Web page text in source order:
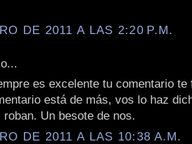
DE 2011 A LAS 2:20 P.M.
es excelente tu comentario te
está de más, vos lo haz
Un besote de nos.
DE 2011 A LAS 10:38 A.M.